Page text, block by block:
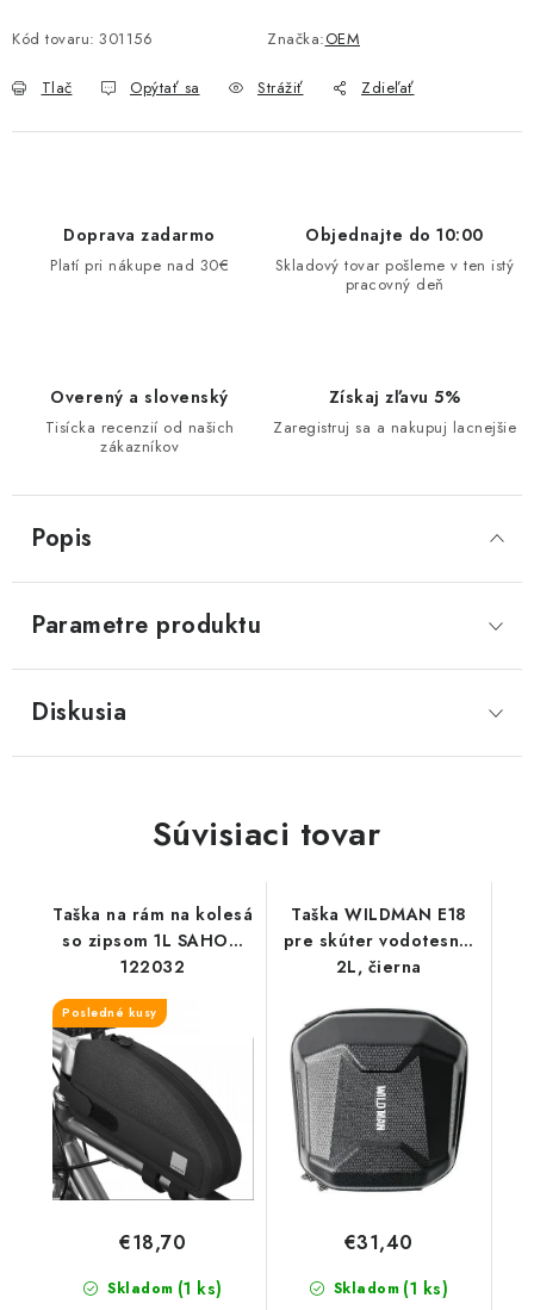
Kód tovaru: 301156 Značka:OEM
Tlač Opýtať sa Strážiť Zdieľať
Doprava zadarmo
Platí pri nákupe nad 30€
Objednajte do 10:00
Skladový tovar pošleme v ten istý
pracovný deň
Overený a slovenský
Tisícka recenzií od našich
zákazníkov
Získaj zľavu 5%
Zaregistruj sa a nakupuj lacnejšie
Popis
Parametre produktu
Diskusia
Súvisiaci tovar
Taška na rám na kolesá
so zipsom 1L SAHOO
122032
Posledné kusy
Skladom (1 ks)
€18,70
Taška WILDMAN E18
pre skúter vodotesná,
2L, čierna
Skladom (1 ks)
€31,40